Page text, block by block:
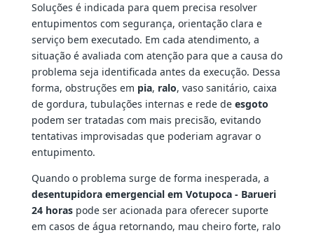
Soluções é indicada para quem precisa resolver
entupimentos com segurança, orientação clara e
serviço bem executado. Em cada atendimento, a
situação é avaliada com atenção para que a causa do
problema seja identificada antes da execução. Dessa
forma, obstruções em pia, ralo, vaso sanitário, caixa
de gordura, tubulações internas e rede de esgoto
podem ser tratadas com mais precisão, evitando
tentativas improvisadas que poderiam agravar o
entupimento.
Quando o problema surge de forma inesperada, a
desentupidora emergencial em Votupoca - Barueri
24 horaspode ser acionada para oferecer suporte
em casos de água retornando, mau cheiro forte, ralo